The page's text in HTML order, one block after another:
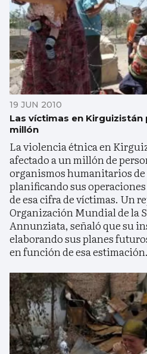
19 JUN 2010
Las víctimas en
millón
La violencia étnica en
afectado a un millón de
organismos humanitarios de
planificando sus operaciones
de esa cifra de víctimas. Un
Organización Mundial de la
Annunziata, señaló que su
elaborando sus planes
en función de esa estimación.